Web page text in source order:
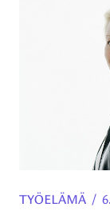
TYÖELÄMÄ /